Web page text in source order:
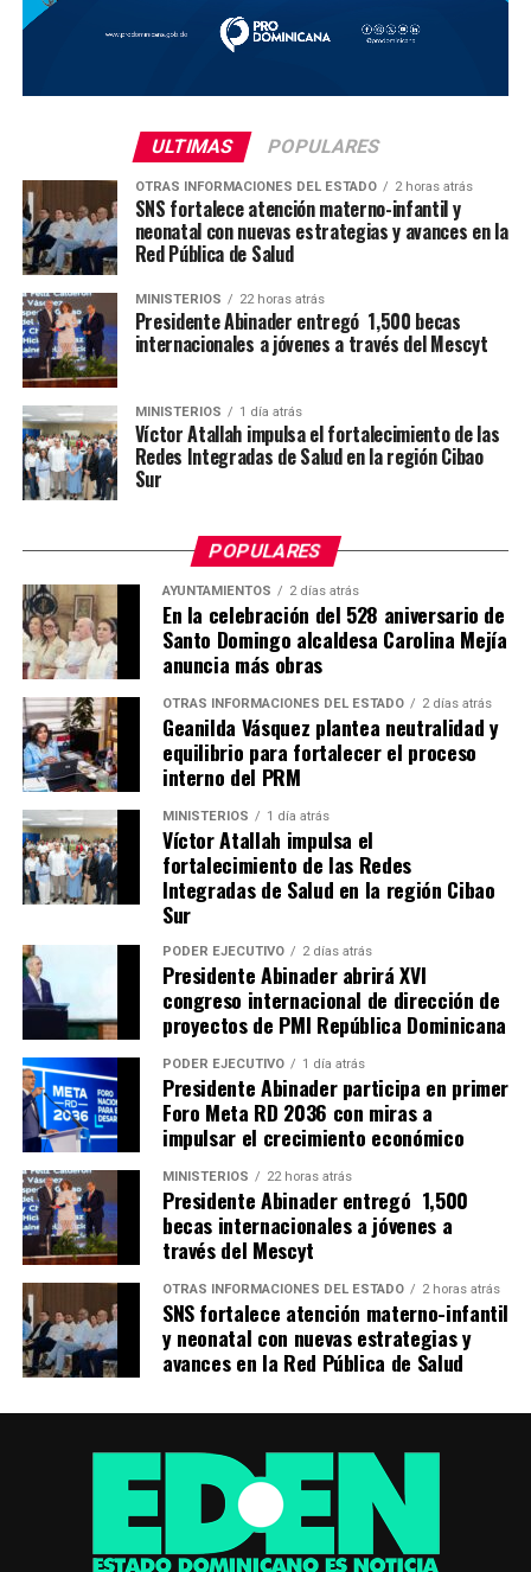
ULTIMAS POPULARES
OTRAS INFORMACIONES DEL ESTADO 2 horas atrás
SNS fortalece atención materno-infantil y
neonatal con nuevas estrategias y avances en la
Red Pública de Salud
MINISTERIOS 22 horas atrás
Presidente Abinader entregó 1,500 becas
internacionales a jóvenes a través del Mescyt
MINISTERIOS 1 día atrás
Víctor Atallah impulsa el fortalecimiento de las
Redes Integradas de Salud en la región Cibao
Sur
POPULARES
AYUNTAMIENTOS 2 días atrás
En la celebración del 528 aniversario de
Santo Domingo alcaldesa Carolina Mejía
anuncia más obras
OTRAS INFORMACIONES DEL ESTADO 2 días atrás
Geanilda Vásquez plantea neutralidad y
equilibrio para fortalecer el proceso
interno del PRM
MINISTERIOS 1 día atrás
Víctor Atallah impulsa el
fortalecimiento de las Redes
Integradas de Salud en la región Cibao
Sur
PODER EJECUTIVO 2 días atrás
Presidente Abinader abrirá XVI
congreso internacional de dirección de
proyectos de PMI República Dominicana
PODER EJECUTIVO 1 día atrás
Presidente Abinader participa en primer
Foro Meta RD 2036 con miras a
impulsar el crecimiento económico
MINISTERIOS 22 horas atrás
Presidente Abinader entregó 1,500
becas internacionales a jóvenes a
través del Mescyt
OTRAS INFORMACIONES DEL ESTADO 2 horas atrás
SNS fortalece atención materno-infantil
y neonatal con nuevas estrategias y
avances en la Red Pública de Salud